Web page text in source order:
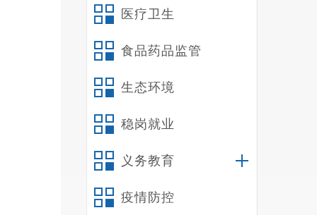
医疗卫生
食品药品监管
生态环境
稳岗就业
义务教育
疫情防控